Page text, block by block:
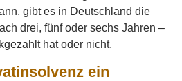
gibt es in Deutschland die
drei, fünf oder sechs Jahren –
hat oder nicht.
ein